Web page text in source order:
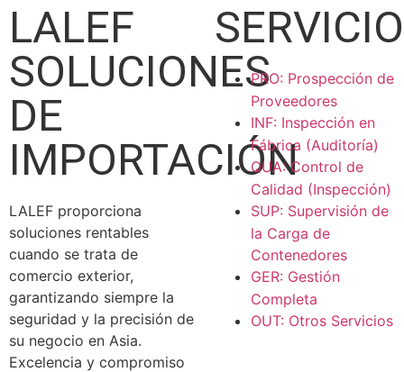
LALEF
SOLUCIONES
DE
IMPORTACIÓN
LALEF proporciona
soluciones rentables
cuando se trata de
comercio exterior,
garantizando siempre la
seguridad y la precisión de
su negocio en Asia.
Excelencia y compromiso
PRO: Prospección de
Proveedores
INF: Inspección en
Fábrica (Auditoría)
QUA: Control de
Calidad (Inspección)
SUP: Supervisión de
la Carga de
Contenedores
GER: Gestión
Completa
OUT: Otros Servicios